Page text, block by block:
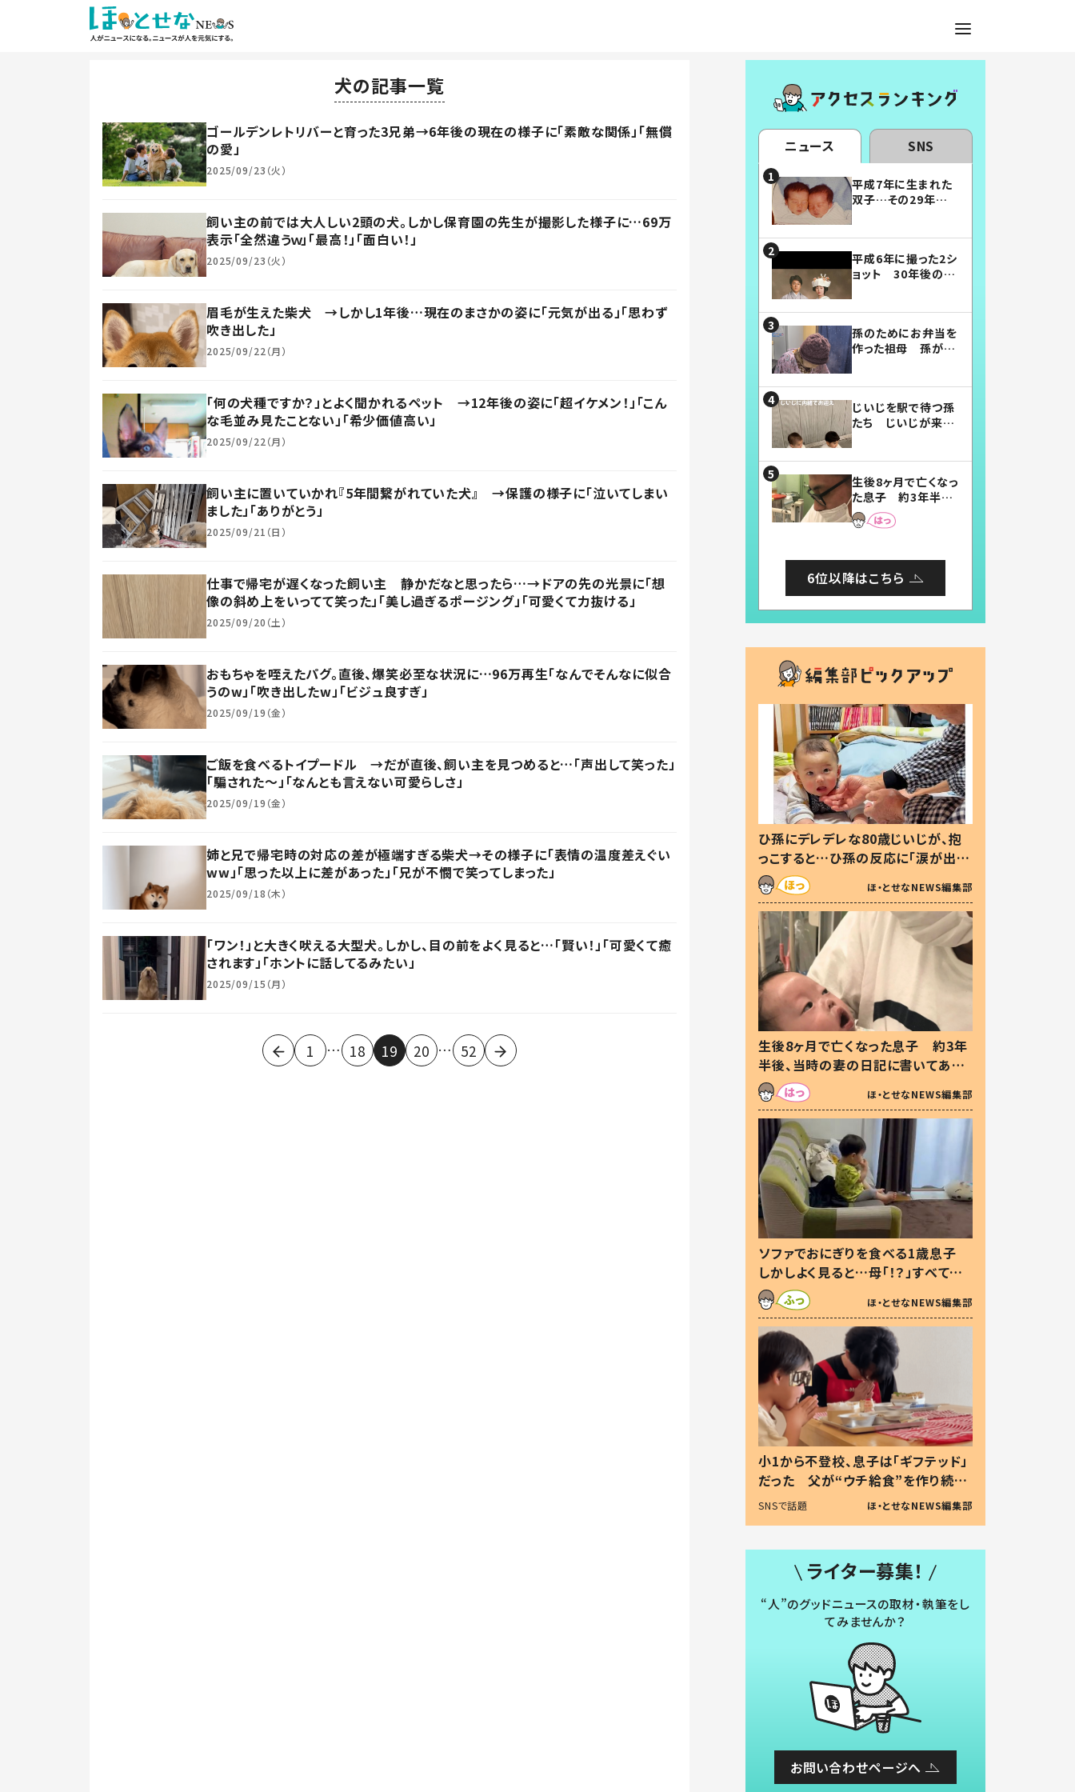
犬の記事一覧
ゴールデンレトリバーと育った3兄弟→6年後の現在の様子に「素敵な関係」「無償
の愛」
2025/09/23（火）
飼い主の前では大人しい2頭の犬。しかし保育園の先生が撮影した様子に…69万
表示「全然違うｗ」「最高！」「面白い！」
2025/09/23（火）
眉毛が生えた柴犬 →しかし1年後…現在のまさかの姿に「元気が出る」「思わず
吹き出した」
2025/09/22（月）
「何の犬種ですか？」とよく聞かれるペット →12年後の姿に「超イケメン！」「こん
な毛並み見たことない」「希少価値高い」
2025/09/22（月）
飼い主に置いていかれ『5年間繋がれていた犬』 →保護の様子に「泣いてしまい
ました」「ありがとう」
2025/09/21（日）
仕事で帰宅が遅くなった飼い主 静かだなと思ったら…→ドアの先の光景に「想
像の斜め上をいってて笑った」「美し過ぎるポージング」「可愛くて力抜ける」
2025/09/20（土）
おもちゃを咥えたパグ。直後、爆笑必至な状況に…96万再生「なんでそんなに似合
うのw」「吹き出したw」「ビジュ良すぎ」
2025/09/19（金）
ご飯を食べるトイプードル →だが直後、飼い主を見つめると…「声出して笑った」
「騙された～」「なんとも言えない可愛らしさ」
2025/09/19（金）
姉と兄で帰宅時の対応の差が極端すぎる柴犬→その様子に「表情の温度差えぐい
ww」「思った以上に差があった」「兄が不憫で笑ってしまった」
2025/09/18（木）
「ワン！」と大きく吠える大型犬。しかし、目の前をよく見ると…「賢い！」「可愛くて癒
されます」「ホントに話してるみたい」
2025/09/15（月）
1 … 18 19 20 … 52
ニュース SNS
平成7年に生まれた
双子…その29年後
平成6年に撮った2シ
ョット 30年後の姿
孫のためにお弁当を
作った祖母 孫が絶
じいじを駅で待つ孫
たち じいじが来た
まらない」「幸せにな
れる」
生後8ヶ月で亡くなっ
た息子 約3年半
後、当時の妻の日記
に書いてあった本音
6位以降はこちら
ひ孫にデレデレな80歳じいじが、抱
っこすると…ひ孫の反応に「涙が出ま
した」「可愛くて仕方ない」
ほ・とせなNEWS編集部
生後8ヶ月で亡くなった息子 約3年
半後、当時の妻の日記に書いてあっ
た本音とは
ほ・とせなNEWS編集部
ソファでおにぎりを食べる1歳息子
しかしよく見ると…母「！？」すべてを
察した母の投稿に「可愛いから許
す！」「現行犯〜」
ほ・とせなNEWS編集部
小1から不登校、息子は「ギフテッド」
だった 父が“ウチ給食”を作り続け
る理由とは #令和の親 #令和の子
SNSで話題 ほ・とせなNEWS編集部
ライター募集！
“人”のグッドニュースの取材・執筆をし
てみませんか？
お問い合わせページへ